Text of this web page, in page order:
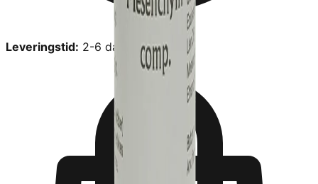
Leveringstid: 2-6 dage